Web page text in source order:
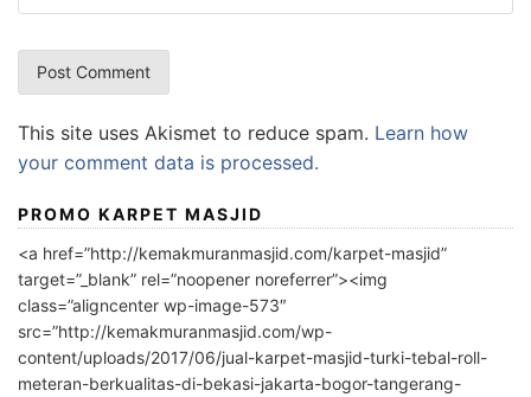
This site uses Akismet to reduce spam. Learn how
your comment data is processed.
PROMO KARPET MASJID
<a href=”http://kemakmuranmasjid.com/karpet-masjid”
target=”_blank” rel=”noopener noreferrer”><img
class=”aligncenter wp-image-573″
src=”http://kemakmuranmasjid.com/wp-
content/uploads/2017/06/jual-karpet-masjid-turki-tebal-roll-
meteran-berkualitas-di-bekasi-jakarta-bogor-tangerang-